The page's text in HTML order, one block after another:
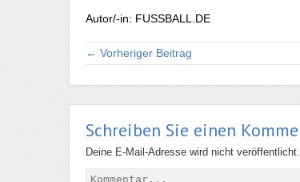
Autor/-in: FUSSBALL.DE
← Vorheriger Beitrag
Schreiben Sie einen
Deine E-Mail-Adresse wird nicht veröffentlicht.